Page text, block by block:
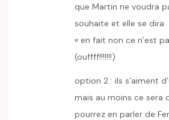
que Martin ne voudra
souhaite et elle se dira
« en fait non ce n’est
(ouffff!!!!!!!)
option 2 : ils s’aiment
mais au moins ce sera
pourrez en parler de